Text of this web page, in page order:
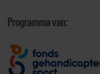
Programma van: